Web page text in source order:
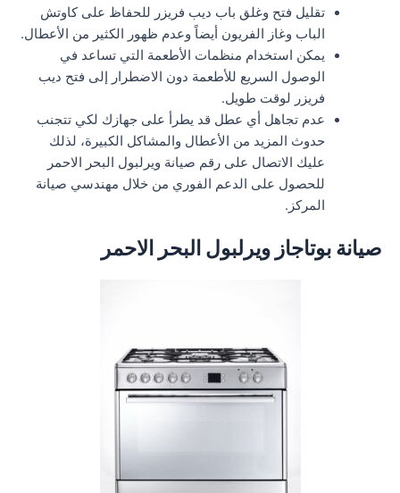
تقليل فتح وغلق باب ديب فريزر للحفاظ على كاوتش
الباب وغاز الفريون أيضاً وعدم ظهور الكثير من الأعطال.
يمكن استخدام منظمات الأطعمة التي تساعد في
الوصول السريع للأطعمة دون الاضطرار إلى فتح ديب
فريزر لوقت طويل.
عدم تجاهل أي عطل قد يطرأ على جهازك لكي تتجنب
حدوث المزيد من الأعطال والمشاكل الكبيرة، لذلك
عليك الاتصال على رقم صيانة ويرلبول البحر الاحمر
للحصول على الدعم الفوري من خلال مهندسي صيانة
المركز.
صيانة بوتاجاز ويرلبول البحر الاحمر